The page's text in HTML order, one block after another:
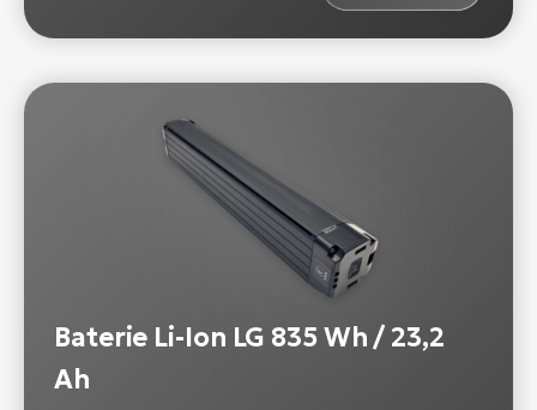
Baterie Li-Ion LG 835 Wh / 23,2
Ah